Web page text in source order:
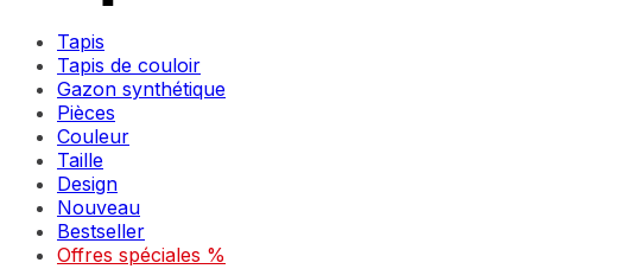
Tapis
Tapis de couloir
Gazon synthétique
Pièces
Couleur
Taille
Design
Nouveau
Bestseller
Offres spéciales %